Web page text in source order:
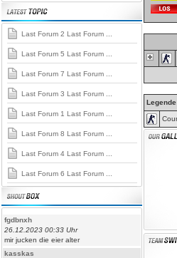
Last Forum 2 Last Forum ...
Last Forum 5 Last Forum ...
Last Forum 7 Last Forum ...
Last Forum 3 Last Forum ...
Last Forum 1 Last Forum ...
Last Forum 8 Last Forum ...
Last Forum 4 Last Forum ...
Last Forum 6 Last Forum ...
fgdbnxh
26.12.2023 00:33 Uhr
mir jucken die eier alter
kasskas
Legende